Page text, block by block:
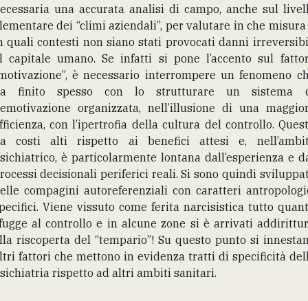
una accurata analisi di campo, anche sul
dei “climi aziendali”, per valutare in che misura
quali contesti non siano stati provocati danni
capitale umano. Se infatti si pone l’accento sul
è necessario interrompere un fenomeno
finito spesso con lo strutturare un sistema
organizzata, nell’illusione di una
con l’ipertrofia della cultura del controllo.
costi alti rispetto ai benefici attesi e,
è particolarmente lontana dall’esperienza e
decisionali periferici reali. Si sono quindi
compagini autoreferenziali con caratteri
Viene vissuto come ferita narcisistica tutto
al controllo e in alcune zone si è arrivati
riscoperta del “tempario”! Su questo punto si
fattori che mettono in evidenza tratti di specificità
rispetto ad altri ambiti sanitari.